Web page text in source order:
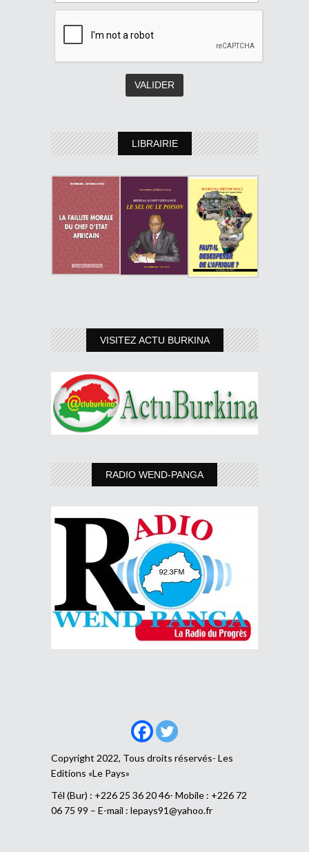
LIBRAIRIE
VISITEZ ACTU BURKINA
RADIO WEND-PANGA
Copyright 2022, Tous droits réservés- Les
Editions «Le Pays»
Tél (Bur) : +226 25 36 20 46- Mobile : +226 72
06 75 99 – E-mail : lepays91@yahoo.fr